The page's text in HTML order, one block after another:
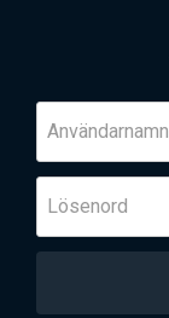
Användarnamn
Lösenord